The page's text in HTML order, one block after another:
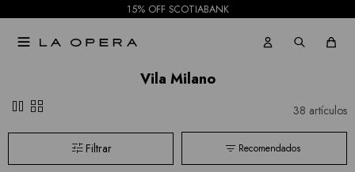
15% OFF SCOTIABANK

Vila Milano
pause grid_view 38 artículos
Recomendados